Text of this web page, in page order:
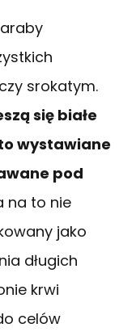
srokatym.
się białe
wystawiane
pod
na to nie
jako
długich
krwi
celów